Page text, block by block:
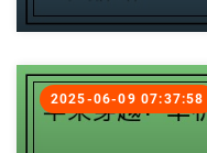
2025-06-09 07:37:58